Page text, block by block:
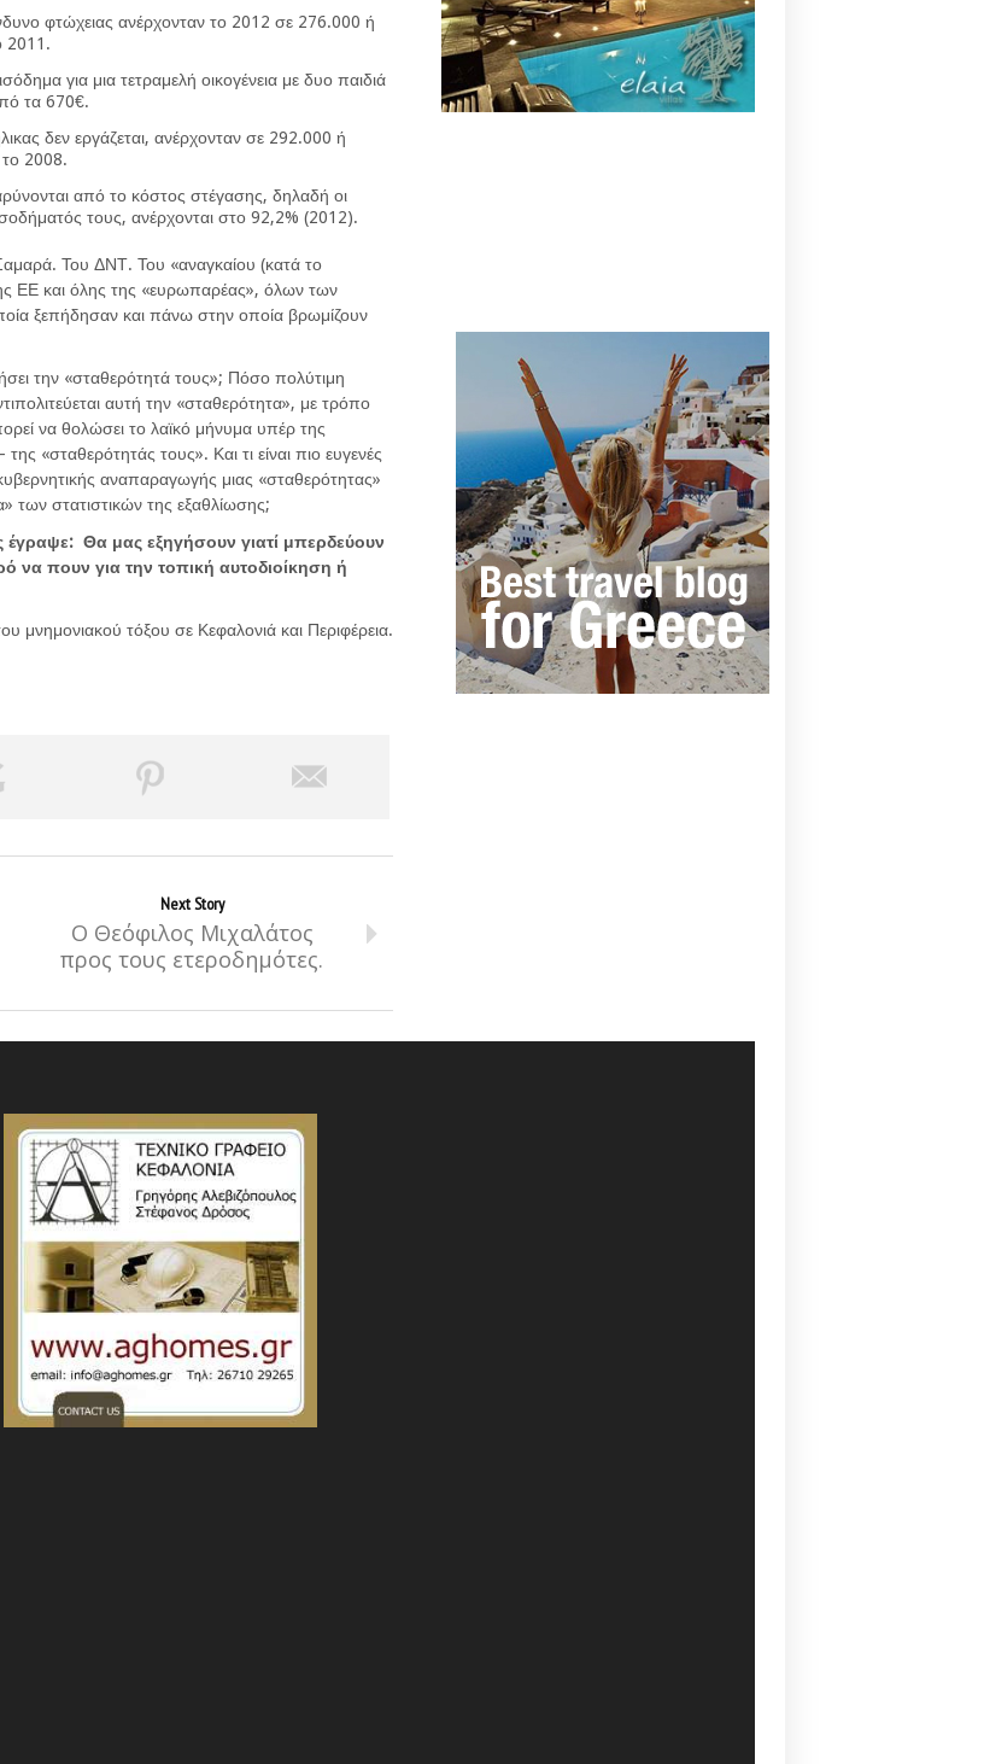
φτώχειας ανέρχονταν το 2012 σε 276.000 ή
2011.
για μια τετραμελή οικογένεια με δυο παιδιά
τα 670€.
δεν εργάζεται, ανέρχονταν σε 292.000 ή
2008.
από το κόστος στέγασης, δηλαδή οι
τους, ανέρχονται στο 92,2% (2012).
Του ΔΝΤ. Του «αναγκαίου (κατά το
ΕΕ και όλης της «ευρωπαρέας», όλων των
ξεπήδησαν και πάνω στην οποία βρωμίζουν
την «σταθερότητά τους»; Πόσο πολύτιμη
αυτή την «σταθερότητα», με τρόπο
να θολώσει το λαϊκό μήνυμα υπέρ της
«σταθερότητάς τους». Και τι είναι πιο ευγενές
αναπαραγωγής μιας «σταθερότητας»
των στατιστικών της εξαθλίωσης;
Θα μας εξηγήσουν γιατί μπερδεύουν
να πουν για την τοπική αυτοδιοίκηση ή
μνημονιακού τόξου σε Κεφαλονιά και Περιφέρεια.
Next Story
Ο Θεόφιλος Μιχαλάτος
προς τους ετεροδημότες.